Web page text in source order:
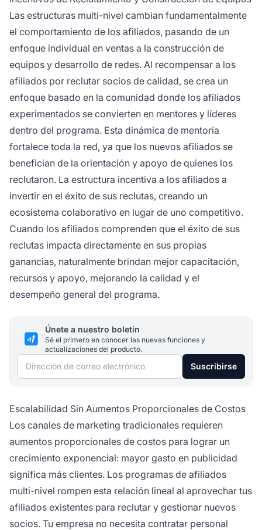
Las estructuras multi-nivel cambian fundamentalmente
el comportamiento de los afiliados, pasando de un
enfoque individual en ventas a la construcción de
equipos y desarrollo de redes. Al recompensar a los
afiliados por reclutar socios de calidad, se crea un
enfoque basado en la comunidad donde los afiliados
experimentados se convierten en mentores y líderes
dentro del programa. Esta dinámica de mentoría
fortalece toda la red, ya que los nuevos afiliados se
benefician de la orientación y apoyo de quienes los
reclutaron. La estructura incentiva a los afiliados a
invertir en el éxito de sus reclutas, creando un
ecosistema colaborativo en lugar de uno competitivo.
Cuando los afiliados comprenden que el éxito de sus
reclutas impacta directamente en sus propias
ganancias, naturalmente brindan mejor capacitación,
recursos y apoyo, mejorando la calidad y el
desempeño general del programa.
Únete a nuestro boletín
Sé el primero en conocer las nuevas funciones y
actualizaciones del producto.
Dirección de correo electrónico Suscribirse
Escalabilidad Sin Aumentos Proporcionales de Costos
Los canales de marketing tradicionales requieren
aumentos proporcionales de costos para lograr un
crecimiento exponencial: mayor gasto en publicidad
significa más clientes. Los programas de afiliados
multi-nivel rompen esta relación lineal al aprovechar tus
afiliados existentes para reclutar y gestionar nuevos
socios. Tu empresa no necesita contratar personal